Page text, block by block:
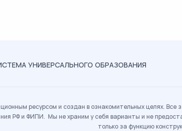
УНИВЕРСАЛЬНОГО ОБРАЗОВАНИЯ
ресурсом и создан в ознакомительных целях.
РФ и ФИПИ. Мы не храним у себя варианты и не
только за функцию